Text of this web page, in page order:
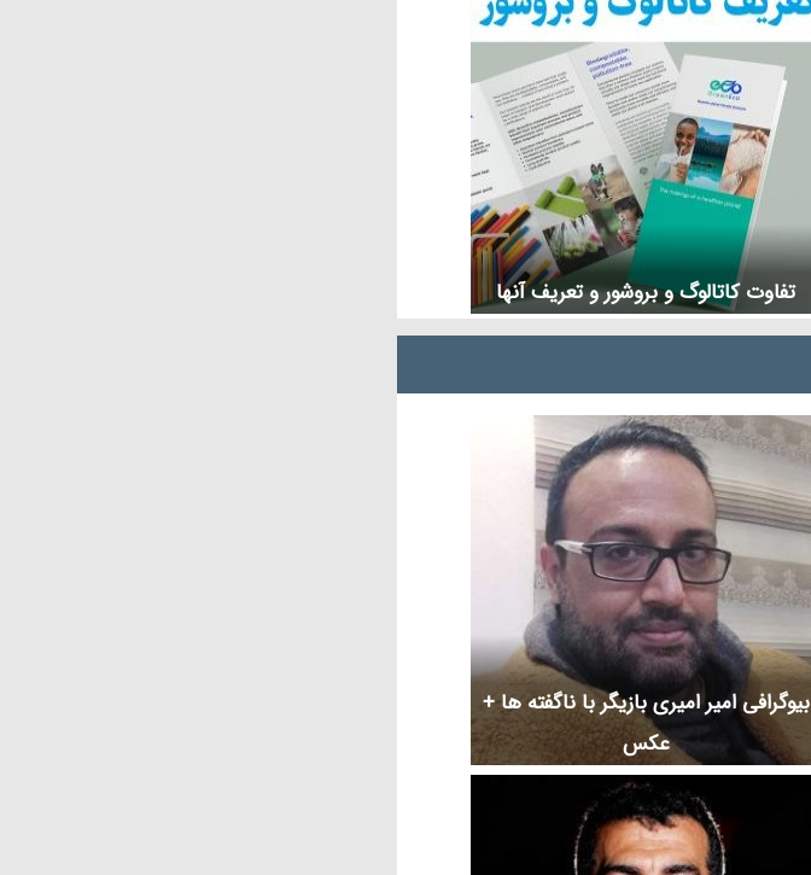
تفاوت کاتالوگ و بروشور و تعریف آنها
بیوگرافی امیر امیری بازیگر با ناگفته ها +
عکس